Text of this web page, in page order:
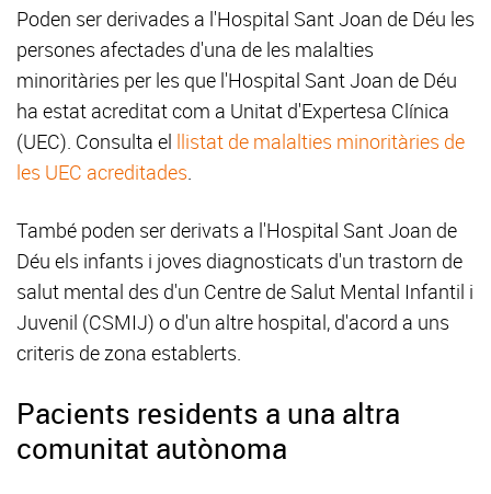
Poden ser derivades a l'Hospital Sant Joan de Déu les
persones afectades d'una de les malalties
minoritàries per les que l'Hospital Sant Joan de Déu
ha estat acreditat com a Unitat d'Expertesa Clínica
(UEC). Consulta el llistat de malalties minoritàries de
les UEC acreditades.
També poden ser derivats a l'Hospital Sant Joan de
Déu els infants i joves diagnosticats d'un trastorn de
salut mental des d'un Centre de Salut Mental Infantil i
Juvenil (CSMIJ) o d'un altre hospital, d'acord a uns
criteris de zona establerts.
Pacients residents a una altra
comunitat autònoma